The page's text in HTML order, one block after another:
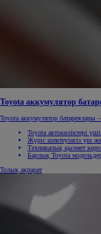
Toyota аккумулятор
Toyota аккумулятор батареялары —
Toyota автокөліктері
Жүріс шектеуінсіз үш
Техникалық қызмет
Барлық Toyota
Толық ақпарат